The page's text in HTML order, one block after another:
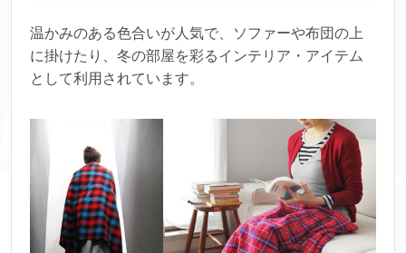
温かみのある色合いが人気で、ソファーや布団の上
に掛けたり、冬の部屋を彩るインテリア・アイテム
として利用されています。